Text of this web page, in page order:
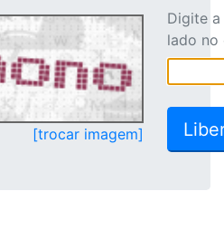
[trocar imagem]
Digite
lado no